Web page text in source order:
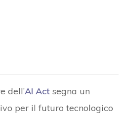
dell’AI Act segna un
per il futuro tecnologico